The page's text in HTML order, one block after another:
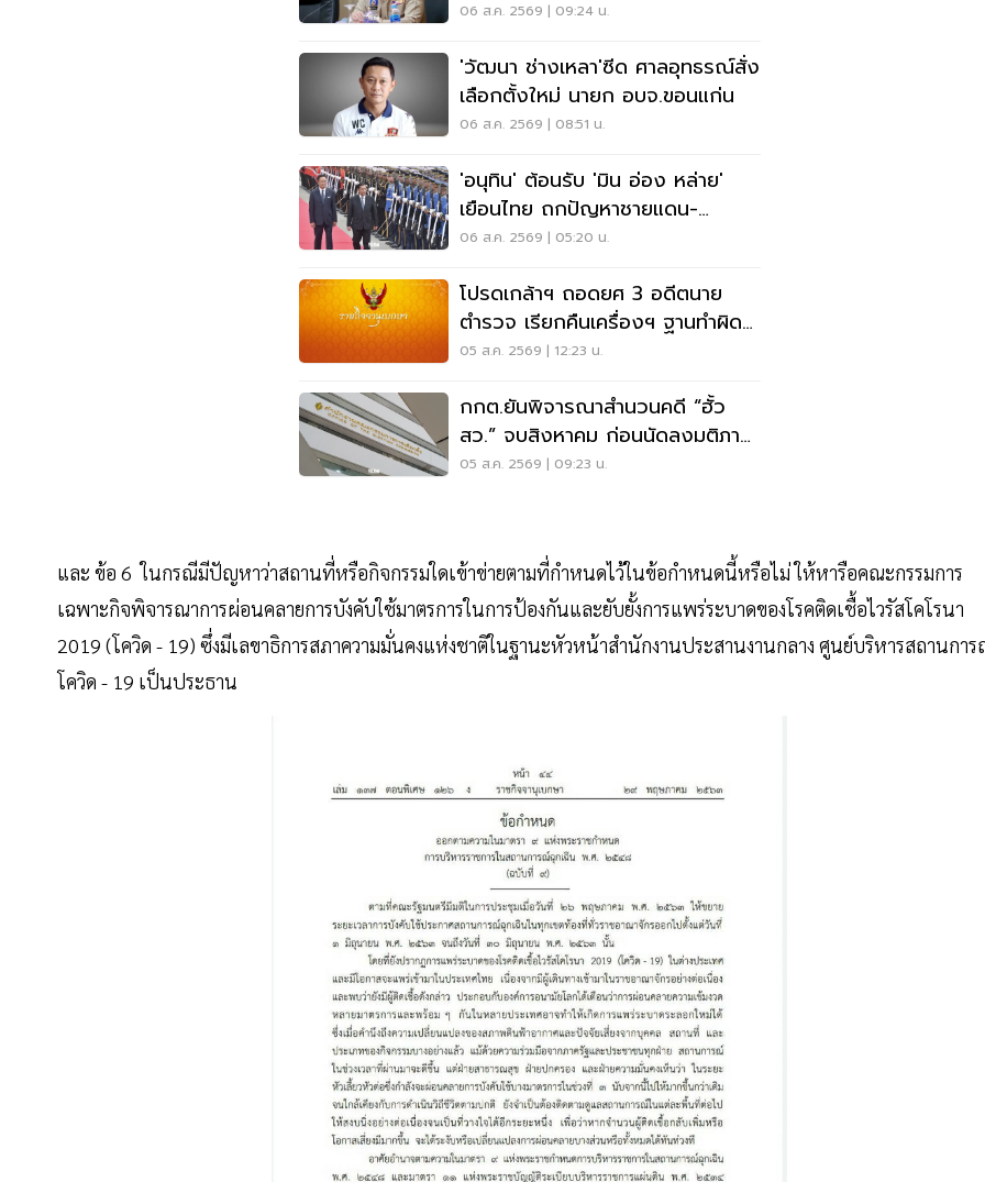
06 ส.ค. 2569 | 09:24 น.
'วัฒนา ช่างเหลา'ซีด ศาลอุทธรณ์สั่ง
เลือกตั้งใหม่ นายก อบจ.ขอนแก่น
06 ส.ค. 2569 | 08:51 น.
'อนุทิน' ต้อนรับ 'มิน อ่อง หล่าย'
เยือนไทย ถกปัญหาชายแดน-
พลังงาน-การค้า
06 ส.ค. 2569 | 05:20 น.
โปรดเกล้าฯ ถอดยศ 3 อดีตนาย
ตำรวจ เรียกคืนเครื่องฯ ฐานทำผิด
วินัยร้ายแรง
05 ส.ค. 2569 | 12:23 น.
กกต.ยันพิจารณาสำนวนคดี “ฮั้ว
สว.” จบสิงหาคม ก่อนนัดลงมติภาย
หลัง
05 ส.ค. 2569 | 09:23 น.
และ ข้อ 6 ในกรณีมีปัญหาว่าสถานที่หรือกิจกรรมใดเข้าข่ายตามที่กำหนดไว้ในข้อกำหนดนี้หรือไม่ ให้หารือคณะกรรมการ
เฉพาะกิจพิจารณาการผ่อนคลายการบังคับใช้มาตรการในการป้องกันและยับยั้งการแพร่ระบาดของโรคติดเชื้อไวรัสโคโรนา
2019 (โควิด - 19) ซึ่งมีเลขาธิการสภาความมั่นคงแห่งชาติในฐานะหัวหน้าสำนักงานประสานงานกลาง ศูนย์บริหารสถานกา
โควิด - 19 เป็นประธาน